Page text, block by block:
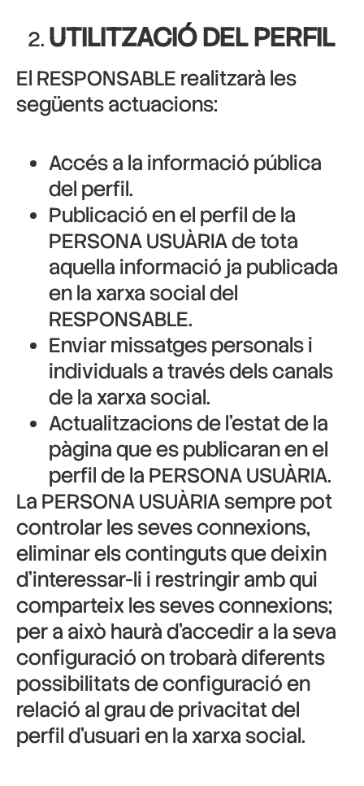
UTILITZACIÓ DEL PERFIL
El RESPONSABLE realitzarà les
següents actuacions:
Accés a la informació pública
del perfil.
Publicació en el perfil de la
PERSONA USUÀRIA de tota
aquella informació ja publicada
en la xarxa social del
RESPONSABLE.
Enviar missatges personals i
individuals a través dels canals
de la xarxa social.
Actualitzacions de l’estat de la
pàgina que es publicaran en el
perfil de la PERSONA USUÀRIA.
La PERSONA USUÀRIA sempre pot
controlar les seves connexions,
eliminar els continguts que deixin
d’interessar-li i restringir amb qui
comparteix les seves connexions;
per a això haurà d’accedir a la seva
configuració on trobarà diferents
possibilitats de configuració en
relació al grau de privacitat del
perfil d’usuari en la xarxa social.